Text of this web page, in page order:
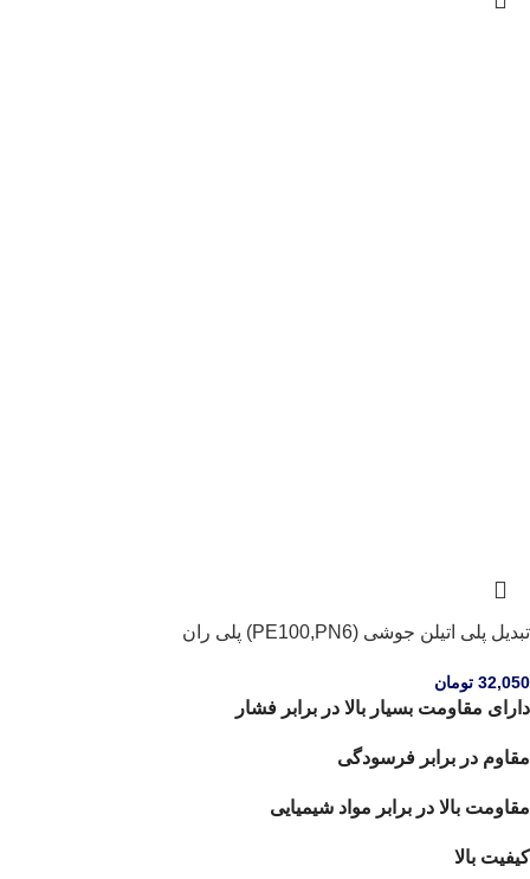
تبدیل پلی اتیلن جوشی (PE100,PN6) پلی ران
32,050 تومان
دارای مقاومت بسیار بالا در برابر فشار
مقاوم در برابر فرسودگی
مقاومت بالا در برابر مواد شیمیایی
کیفیت بالا